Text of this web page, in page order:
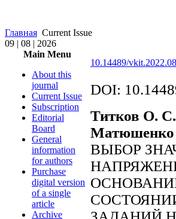
Главная Current Issue
09 | 08 | 2026
Main Menu
About this
journal
Current Issue
Subscription
Editorial
Board
General
information
for authors
Purchase
digital version
of a single
article
Archive
10.14489/
DOI:
Титков О.
Матюшенко
ВЫБОР